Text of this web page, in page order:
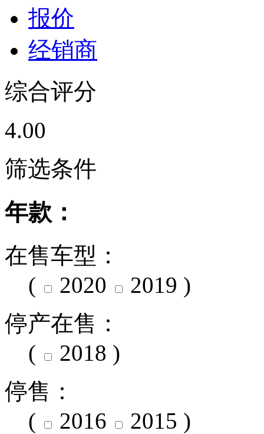
报价
经销商
综合评分
4.00
筛选条件
年款：
在售车型：
(
2020 2019 )
停产在售：
(
2018 )
停售：
(
2016 2015 )